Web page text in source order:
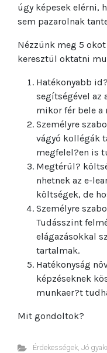
úgy képesek elérni,
sem pazarolnak
Nézzünk meg 5
keresztül oktatni
Hatékonyabb
segítségével az
mikor fér bele a
Személyre
vágyó kollégák
megfelel?en is
Megtérül?
nhetnek az e-
költségek, de
Személyre
Tudásszint
elágazásokkal
tartalmak.
Hatékonyság
képzéseknek
munkaer?t
Mit gondoltok?
Érdekességek, Jó